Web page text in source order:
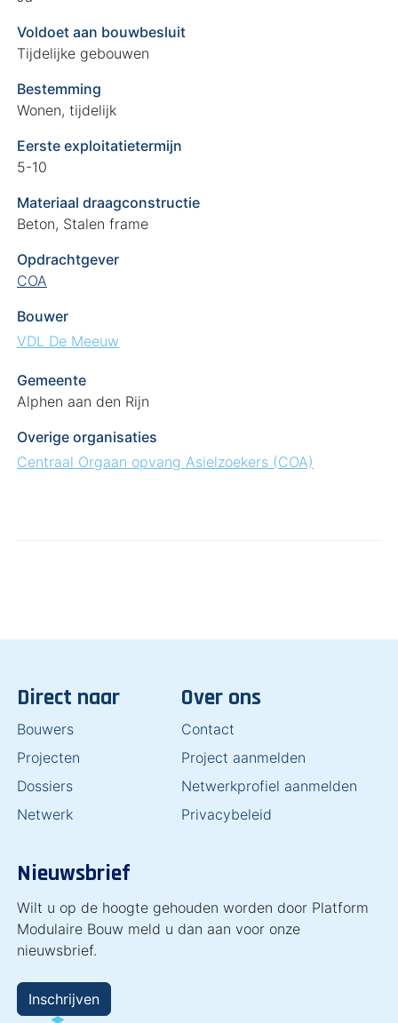
Voldoet aan bouwbesluit
Tijdelijke gebouwen
Bestemming
Wonen, tijdelijk
Eerste exploitatietermijn
5-10
Materiaal draagconstructie
Beton, Stalen frame
Opdrachtgever
COA
Bouwer
VDL De Meeuw
Gemeente
Alphen aan den Rijn
Overige organisaties
Centraal Orgaan opvang Asielzoekers (COA)
Direct naar
Bouwers
Projecten
Dossiers
Netwerk
Over ons
Contact
Project aanmelden
Netwerkprofiel aanmelden
Privacybeleid
Nieuwsbrief
Wilt u op de hoogte gehouden worden door Platform
Modulaire Bouw meld u dan aan voor onze
nieuwsbrief.
Inschrijven